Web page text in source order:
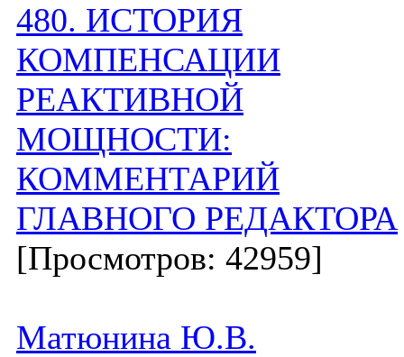
480. ИСТОРИЯ
КОМПЕНСАЦИИ
РЕАКТИВНОЙ
МОЩНОСТИ:
КОММЕНТАРИЙ
ГЛАВНОГО РЕДАКТОРА
[Просмотров: 42959]
Матюнина Ю.В.